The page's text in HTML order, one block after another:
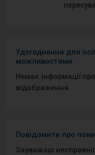
Удогоднення для
можливостями
Немає інформації
відображення.
Повідомити про
Зауважаш